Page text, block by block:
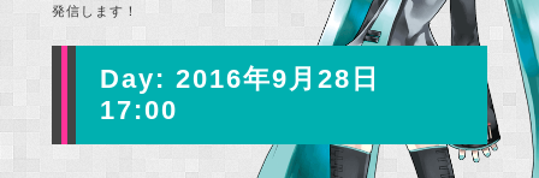
発信します！
Day: 2016年9月28日
17:00